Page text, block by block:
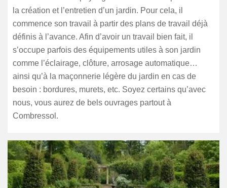
la création et l’entretien d’un jardin. Pour cela, il
commence son travail à partir des plans de travail déjà
définis à l’avance. Afin d’avoir un travail bien fait, il
s’occupe parfois des équipements utiles à son jardin
comme l’éclairage, clôture, arrosage automatique…
ainsi qu’à la maçonnerie légère du jardin en cas de
besoin : bordures, murets, etc. Soyez certains qu’avec
nous, vous aurez de bels ouvrages partout à
Combressol.